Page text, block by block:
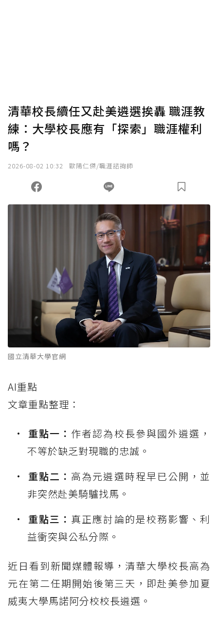
清華校長續任又赴美遴選挨轟 職涯教
練：大學校長應有「探索」職涯權利
嗎？
2026-08-02 10:32 歐陽仁傑/職涯諮詢師
國立清華大學官網
AI重點
文章重點整理：
重點一： 作者認為校長參與國外遴選，
不等於缺乏對現職的忠誠。
重點二： 高為元遴選時程早已公開，並
非突然赴美騎驢找馬。
重點三： 真正應討論的是校務影響、利
益衝突與公私分際。
近日看到新聞媒體報導，清華大學校長高為
元在第二任期開始後第三天，即赴美參加夏
威夷大學馬諾阿分校校長遴選。